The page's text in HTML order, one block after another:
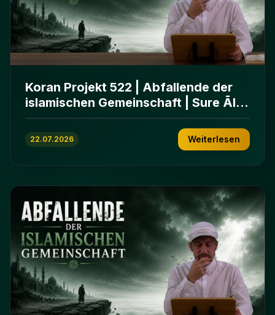
Koran Projekt 522 | Abfallende der
islamischen Gemeinschaft | Sure Āl
ʿImrān 86-102
22.07.2026 Weiterlesen